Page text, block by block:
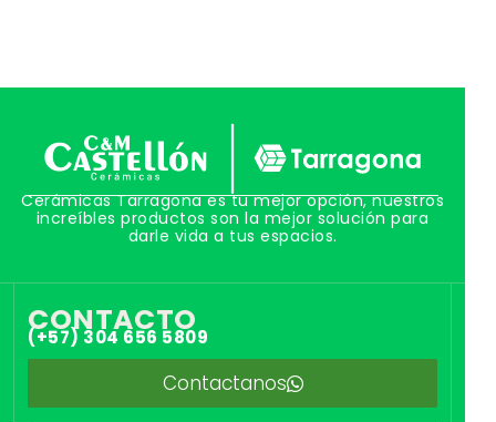
Cerámicas Tarragona es tu mejor opción, nuestros
increíbles productos son la mejor solución para
darle vida a tus espacios.
CONTACTO
(+57) 304 656 5809
Contactanos